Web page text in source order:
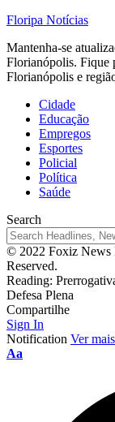
Floripa Notícias
Mantenha-se
Florianópolis. Fique
Florianópolis e
Cidade
Educação
Empregos
Esportes
Policial
Política
Saúde
Search
© 2022 Foxiz News
Reserved.
Reading:
Defesa Plena
Compartilhe
Sign In
Notification Ver mais
Font
Aa